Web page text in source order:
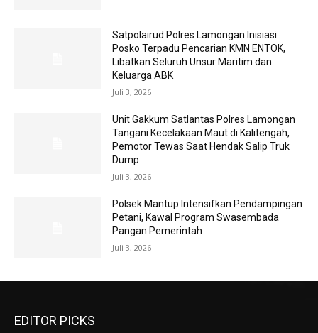
Satpolairud Polres Lamongan Inisiasi
Posko Terpadu Pencarian KMN ENTOK,
Libatkan Seluruh Unsur Maritim dan
Keluarga ABK
Juli 3, 2026
Unit Gakkum Satlantas Polres Lamongan
Tangani Kecelakaan Maut di Kalitengah,
Pemotor Tewas Saat Hendak Salip Truk
Dump
Juli 3, 2026
Polsek Mantup Intensifkan Pendampingan
Petani, Kawal Program Swasembada
Pangan Pemerintah
Juli 3, 2026
EDITOR PICKS